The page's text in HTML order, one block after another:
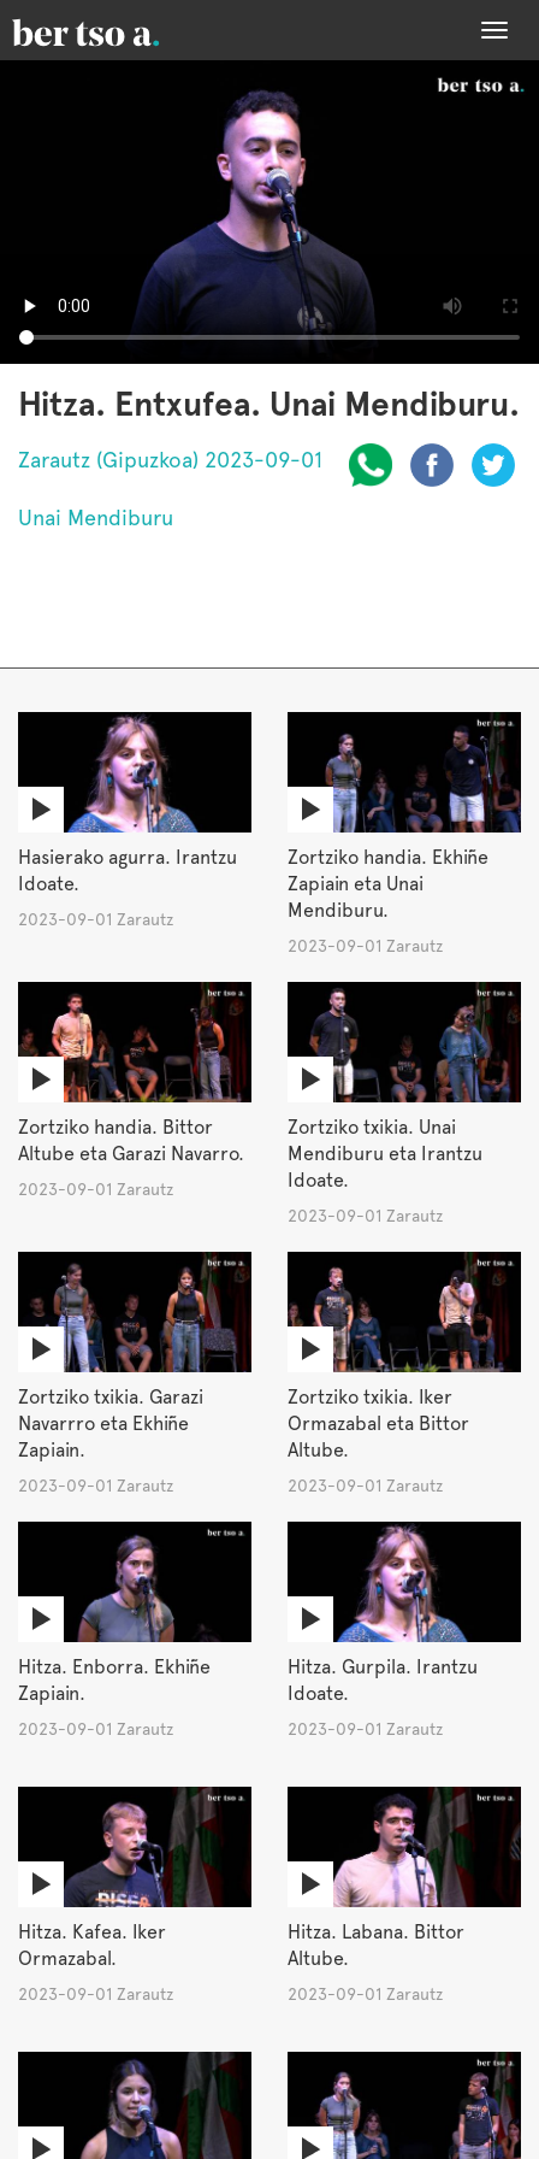
Hitza. Entxufea. Unai Mendiburu.
Zarautz (Gipuzkoa) 2023-09-01
Unai Mendiburu
Hasierako agurra. Irantzu
Idoate.
2023-09-01 Zarautz
Zortziko handia. Ekhiñe
Zapiain eta Unai
Mendiburu.
2023-09-01 Zarautz
Zortziko handia. Bittor
Altube eta Garazi Navarro.
2023-09-01 Zarautz
Zortziko txikia. Unai
Mendiburu eta Irantzu
Idoate.
2023-09-01 Zarautz
Zortziko txikia. Garazi
Navarrro eta Ekhiñe
Zapiain.
2023-09-01 Zarautz
Zortziko txikia. Iker
Ormazabal eta Bittor
Altube.
2023-09-01 Zarautz
Hitza. Enborra. Ekhiñe
Zapiain.
2023-09-01 Zarautz
Hitza. Gurpila. Irantzu
Idoate.
2023-09-01 Zarautz
Hitza. Kafea. Iker
Ormazabal.
2023-09-01 Zarautz
Hitza. Labana. Bittor
Altube.
2023-09-01 Zarautz